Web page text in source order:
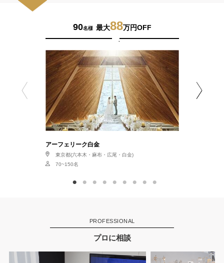
90名様 最大88万円OFF
アーフェリーク白金
東京都(六本木・麻布・広尾・白金)
70~150名
PROFESSIONAL
プロに相談